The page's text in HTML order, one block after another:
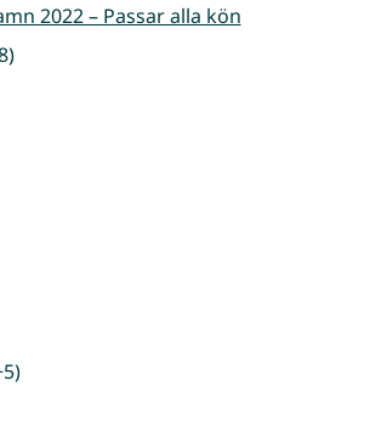
2022 – Passar alla kön